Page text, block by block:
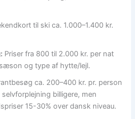
til ski ca. 1.000–1.400 kr.
Priser fra 800 til 2.000 kr. per nat
og type af hytte/lejl.
ca. 200–400 kr. pr. person
billigere, men
15-30% over dansk niveau.